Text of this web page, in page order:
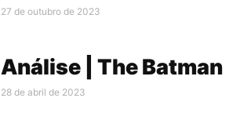
27 de outubro de 2023
Análise | The Batman
28 de abril de 2023